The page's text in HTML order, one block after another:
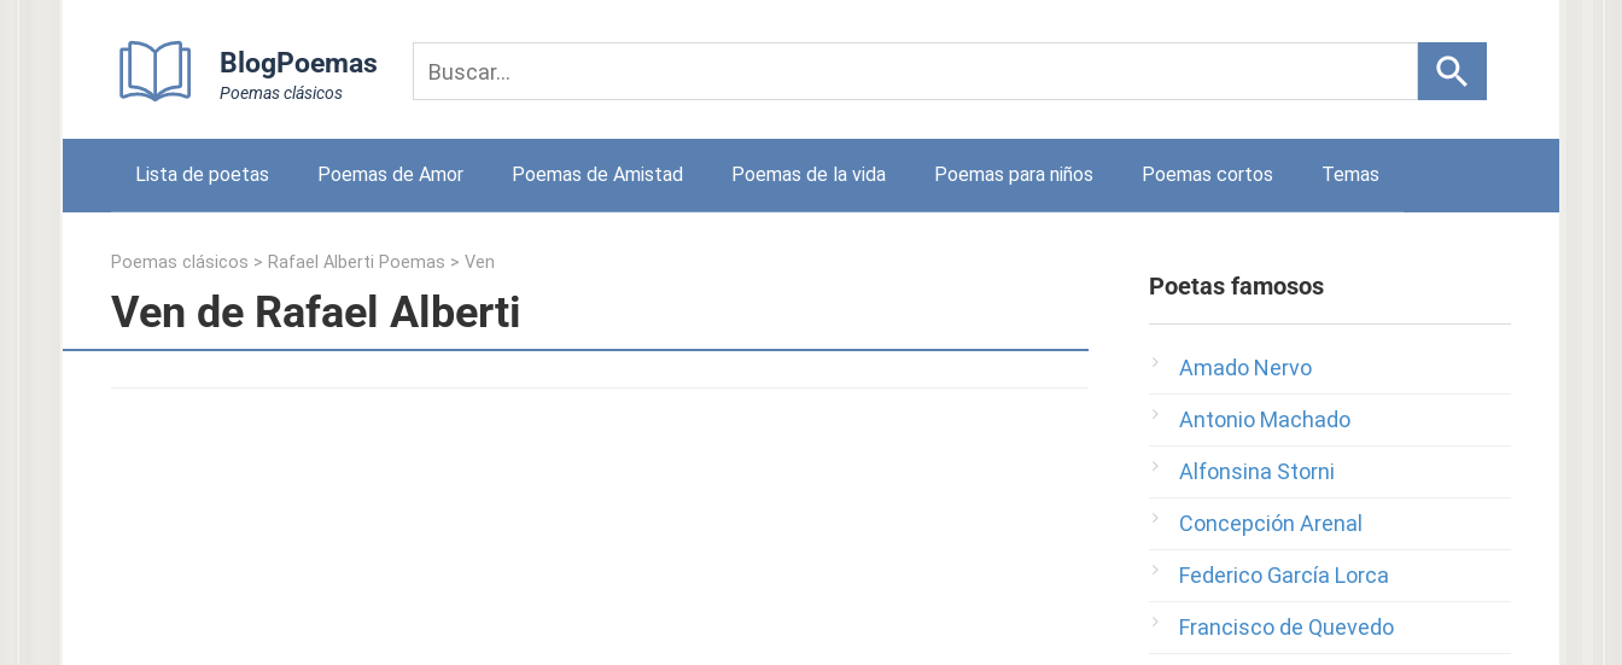
BlogPoemas
Poemas clásicos
Lista de poetas Poemas de Amor Poemas de Amistad Poemas de la vida Poemas para niños Poemas cortos Temas
Poemas clásicos > Rafael Alberti Poemas > Ven
Ven de Rafael Alberti
Poetas famosos
Amado Nervo
Antonio Machado
Alfonsina Storni
Concepción Arenal
Federico García Lorca
Francisco de Quevedo